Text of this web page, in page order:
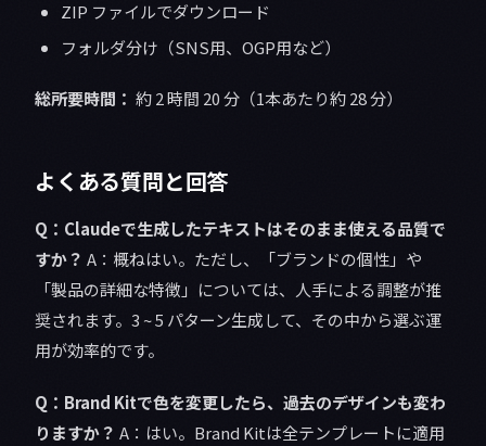
ZIP ファイルでダウンロード
フォルダ分け（SNS用、OGP用など）
総所要時間： 約 2 時間 20 分（1本あたり約 28 分）
よくある質問と回答
Q：Claudeで生成したテキストはそのまま使える品質で
すか？ A：概ねはい。ただし、「ブランドの個性」や
「製品の詳細な特徴」については、人手による調整が推
奨されます。3 ~ 5 パターン生成して、その中から選ぶ運
用が効率的です。
Q：Brand Kitで色を変更したら、過去のデザインも変わ
りますか？ A：はい。Brand Kitは全テンプレートに適用